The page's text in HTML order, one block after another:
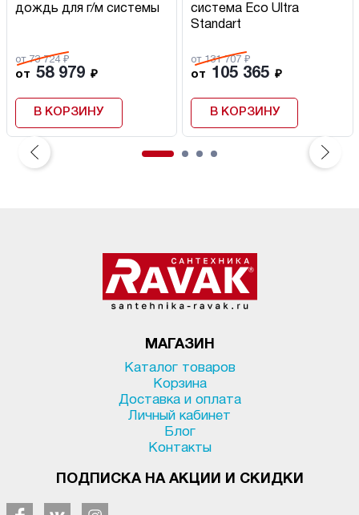
дождь для г/м системы
от 73 724 ₽
от 58 979 ₽
В КОРЗИНУ
система Eco Ultra
Standart
от 131 707 ₽
от 105 365 ₽
В КОРЗИНУ
МАГАЗИН
Каталог товаров
Корзина
Доставка и оплата
Личный кабинет
Блог
Контакты
ПОДПИСКА НА АКЦИИ И СКИДКИ